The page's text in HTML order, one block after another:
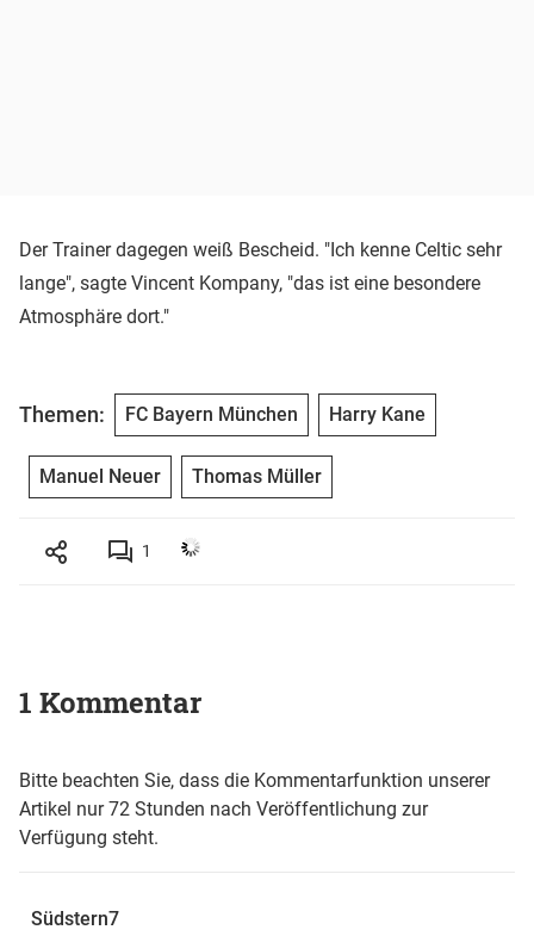
Der Trainer dagegen weiß Bescheid. "Ich kenne Celtic sehr
lange", sagte Vincent Kompany, "das ist eine besondere
Atmosphäre dort."
Themen: FC Bayern München Harry Kane
Manuel Neuer Thomas Müller
1
1 Kommentar
Bitte beachten Sie, dass die Kommentarfunktion unserer
Artikel nur 72 Stunden nach Veröffentlichung zur
Verfügung steht.
Südstern7